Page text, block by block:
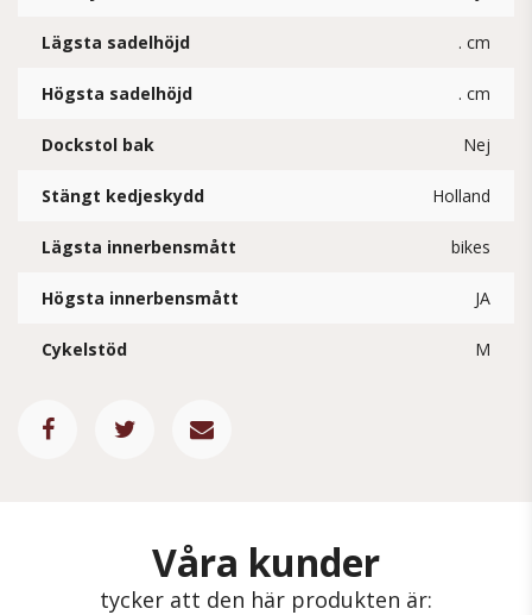
Lägsta sadelhöjd . cm
Högsta sadelhöjd . cm
Dockstol bak Nej
Stängt kedjeskydd Holland
Lägsta innerbensmått bikes
Högsta innerbensmått JA
Cykelstöd M
Våra kunder
tycker att den här produkten är: